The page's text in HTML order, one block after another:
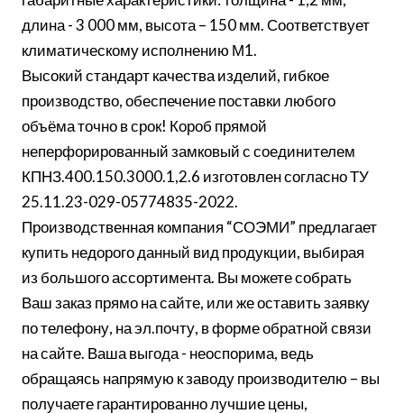
длина - 3 000 мм, высота – 150 мм. Соответствует
климатическому исполнению М1.
Высокий стандарт качества изделий, гибкое
производство, обеспечение поставки любого
объёма точно в срок! Короб прямой
неперфорированный замковый с соединителем
КПНЗ.400.150.3000.1,2.6 изготовлен согласно ТУ
25.11.23-029-05774835-2022.
Производственная компания “СОЭМИ” предлагает
купить недорого данный вид продукции, выбирая
из большого ассортимента. Вы можете собрать
Ваш заказ прямо на сайте, или же оставить заявку
по телефону, на эл.почту, в форме обратной связи
на сайте. Ваша выгода - неоспорима, ведь
обращаясь напрямую к заводу производителю – вы
получаете гарантированно лучшие цены,